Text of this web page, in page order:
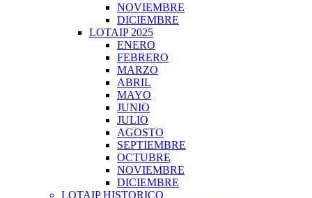
NOVIEMBRE
DICIEMBRE
LOTAIP 2025
ENERO
FEBRERO
MARZO
ABRIL
MAYO
JUNIO
JULIO
AGOSTO
SEPTIEMBRE
OCTUBRE
NOVIEMBRE
DICIEMBRE
LOTAIP HISTORICO